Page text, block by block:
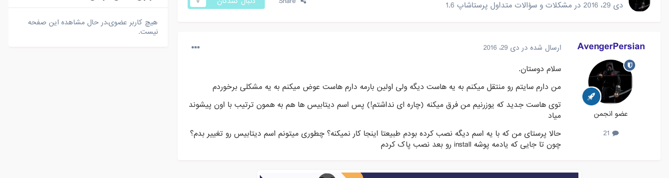
دی 29، 2016
در مشکلات و سؤالات متداول پرستاشاپ 1.6
AvengerPersian
عضو انجمن
ارسال شده در دی 29، 2016
سلام دوستان.
من دارم سایتم رو منتقل میکنم به یه هاست دیگه ولی اولین بارمه دارم هاست عوض میکنم به یه مشکلی برخوردم
توی هاست جدید که یوزرنیم من فرق میکنه (چاره ای نداشتم!) پس اسم دیتابیس ها هم به همون ترتیب با اون پیشوند
میاد
حالا پرستای من که با یه اسم دیگه نصب کرده بودم طبیعتا اینجا کار نمیکنه؟ چطوری میتونم اسم دیتابیس رو تغییر بدم؟
چون تا جایی که یادمه پوشه install رو بعد نصب پاک کردم
هیچ کاربر عضوی،در حال مشاهده این صفحه
نیست.